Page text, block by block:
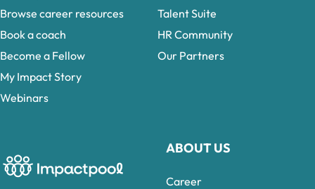
ABOUT US
Career
Browse career resources
Book a coach
Become a Fellow
My Impact Story
Webinars
Talent Suite
HR Community
Our Partners